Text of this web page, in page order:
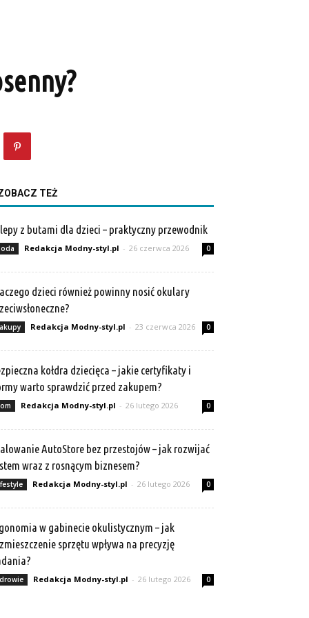
TEŻ
z butami dla dzieci – praktyczny przewodnik
Redakcja Modny-styl.pl - 26 czerwca 2026 0
dzieci również powinny nosić okulary
Redakcja Modny-styl.pl - 23 czerwca 2026 0
kołdra dziecięca – jakie certyfikaty i
warto sprawdzić przed zakupem?
Redakcja Modny-styl.pl - 26 lutego 2026 0
AutoStore bez przestojów – jak rozwijać
wraz z rosnącym biznesem?
Redakcja Modny-styl.pl - 26 lutego 2026 0
w gabinecie okulistycznym – jak
sprzętu wpływa na precyzję
Redakcja Modny-styl.pl - 26 lutego 2026 0